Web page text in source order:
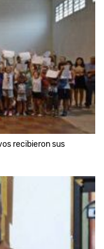
recibieron sus